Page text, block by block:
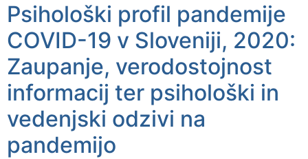
Psihološki profil pandemije
COVID-19 v Sloveniji, 2020:
Zaupanje, verodostojnost
informacij ter psihološki in
vedenjski odzivi na
pandemijo